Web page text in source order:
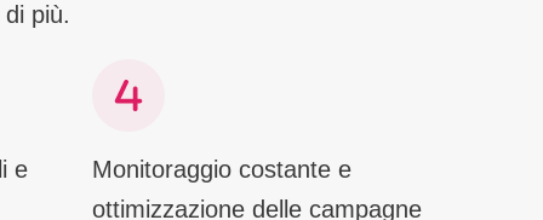
più.
e
Monitoraggio costante e
ottimizzazione delle campagne